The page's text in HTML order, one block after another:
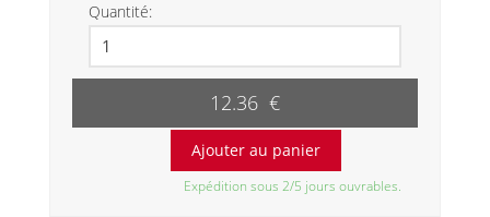
Quantité:
12.36 €
Expédition sous 2/5 jours ouvrables.